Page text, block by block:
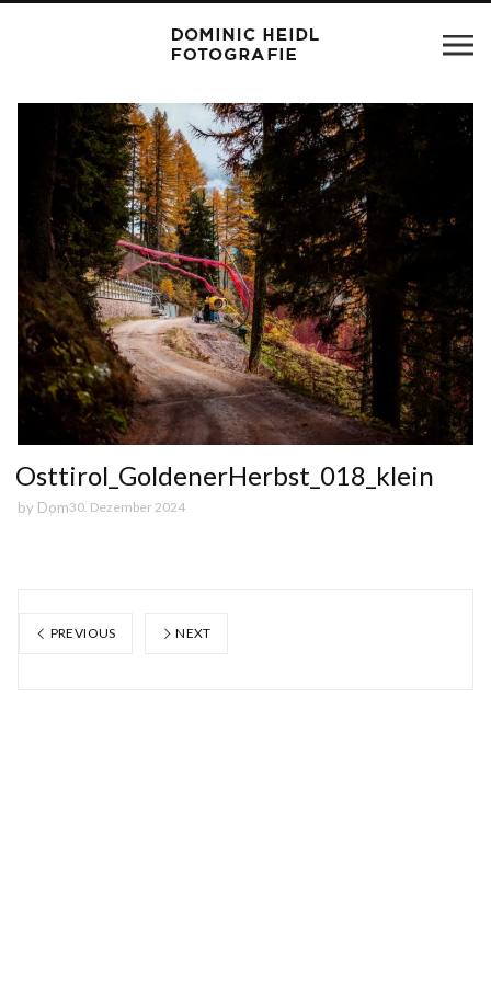
Osttirol_GoldenerHerbst_018_klein
by Dom30. Dezember 2024
PREVIOUS NEXT